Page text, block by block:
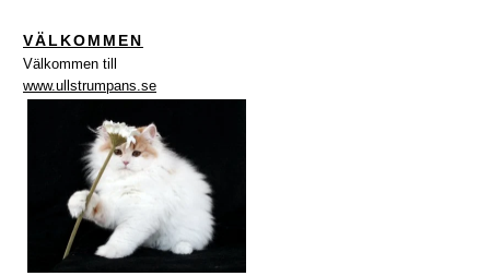
VÄLKOMMEN
Välkommen till
www.ullstrumpans.se